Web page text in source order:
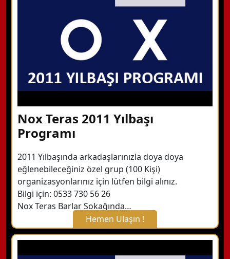
Nox Teras 2011 Yılbaşı
Programı
2011 Yılbaşında arkadaşlarınızla doya doya
eğlenebileceğiniz özel grup (100 Kişi)
organizasyonlarınız için lütfen bilgi alınız.
Bilgi için: 0533 730 56 26
Nox Teras Barlar Sokağında…
Hemen Ulaşın !
X Kapat